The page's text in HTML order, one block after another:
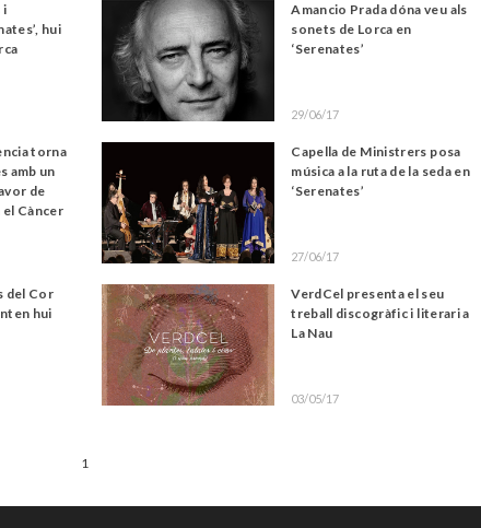
i
hui
Amancio Prada dóna veu als
sonets de Lorca en
‘Serenates’
29/06/17
torna
amb un
de
el Càncer
Capella de Ministrers posa
música a la ruta de la seda en
‘Serenates’
27/06/17
del Cor
hui
VerdCel presenta el seu
treball discogràfic i literari a
La Nau
03/05/17
1